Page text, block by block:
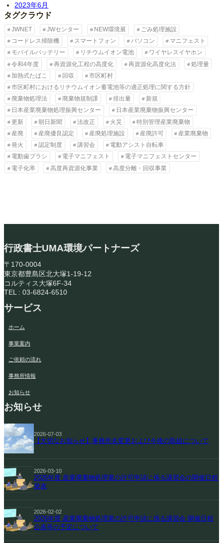
2023年6月
タグクラウド
JWNET JWセンター NEW環境展
ごみ処理施設
コードレス掃除機
スマートフォン パソコン
マニフェスト
モバイルバッテリー
リチウムイオン電池
ワイヤレスイヤホン
令和4年度
再資源化工程の高度化 再資源化高度化法
処理量
加熱式たばこ
回収
市区町村
市区町村におけるリチウムイオン蓄電池等の適正処理に関する方針
廃棄物処理法
廃棄物規制課 排出量
新規
日本産業廃棄物処理振興センター
日本産業廃棄物振興センター
更新
朝日新聞 法改正 火災
特別管理産業廃棄物
産廃
産廃優良認定 産廃処理施設 産廃許可
産業廃棄物
発火
認定制度 講習会
電動アシスト自転車
電動歯ブラシ
電子マニフェスト
電子マニフェストセンター
電子化率
高度再資源化事業 高度分離・回収事業
行政書士UMA環境パートナーズ
〒170-0004
東京都豊島区北大塚1-19-12
コルティス大塚6F-34
TEL : 03-6824-6510
サービス
ホーム
事業案内
ご依頼の流れ
事務所情報
お知らせ
お知らせ
2026-07-03
【大切なお知らせ】事務所名変更および今後の取組について
2026-03-10
2026年度 産業廃棄物処理業の許可申請に係る講習会の開催日程
発表
2026-02-02
2026年度 産業廃棄物処理業の許可申請に係る講習会 開催日程
公表等の予定について